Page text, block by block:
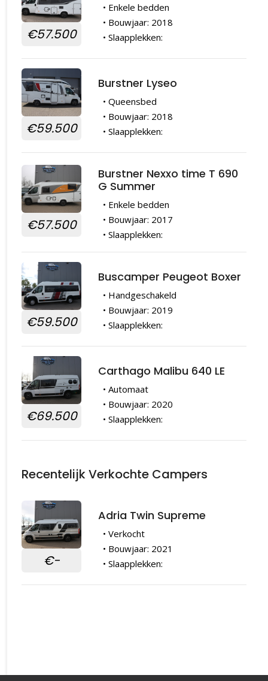
€57.500
• Enkele bedden
• Bouwjaar: 2018
• Slaapplekken:
€59.500
Burstner Lyseo
• Queensbed
• Bouwjaar: 2018
• Slaapplekken:
€57.500
Burstner Nexxo time T 690
G Summer
• Enkele bedden
• Bouwjaar: 2017
• Slaapplekken:
€59.500
Buscamper Peugeot Boxer
• Handgeschakeld
• Bouwjaar: 2019
• Slaapplekken:
€69.500
Carthago Malibu 640 LE
• Automaat
• Bouwjaar: 2020
• Slaapplekken:
Recentelijk Verkochte Campers
€-
Adria Twin Supreme
• Verkocht
• Bouwjaar: 2021
• Slaapplekken: